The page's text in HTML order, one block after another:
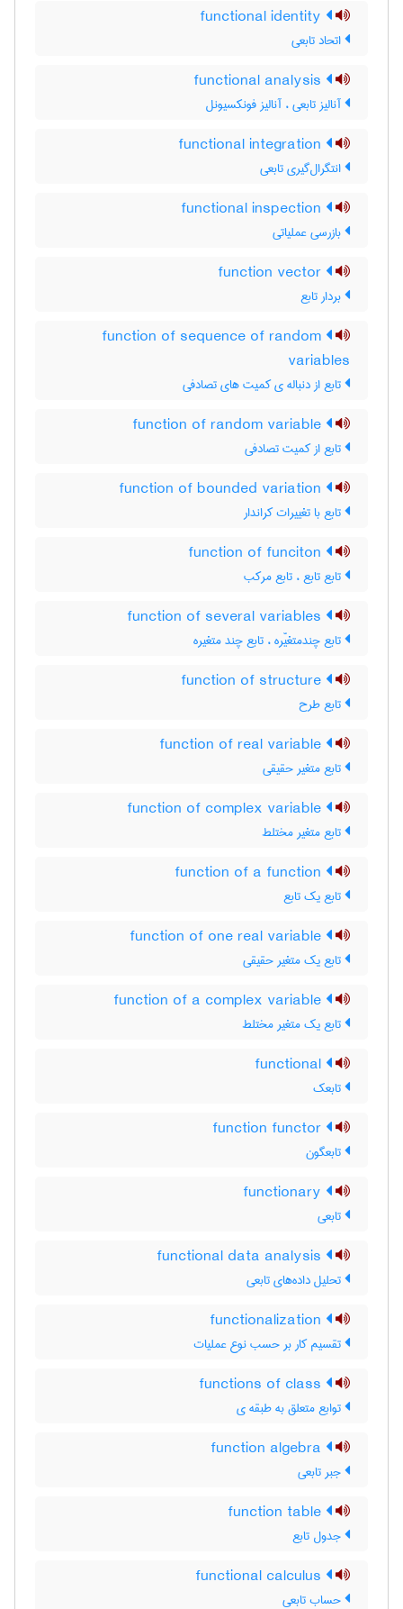
اتحاد تابعی
آنالیز تابعی ، آنالیز فونکسیونل
انتگرال‌گیری تابعی
بازرسی عملیاتی
بردار تابع
function of sequence of random
variables
تابع از دنباله ی کمیت های تصادفی
تابع از کمیت تصادفی
تابع با تغییرات کراندار
تابع تابع ، تابع مرکب
تابع چندمتغیّره ، تابع چند متغیره
تابع طرح
تابع متغیر حقیقی
تابع متغیر مختلط
تابع یک تابع
تابع یک متغیر حقیقی
تابع یک متغیر مختلط
تابعک
تابعگون
تابعی
تحلیل داده‌های تابعی
تقسیم کار بر حسب نوع عملیات
توابع متعلق به طبقه ی
جبر تابعی
جدول تابع
حساب تابعی